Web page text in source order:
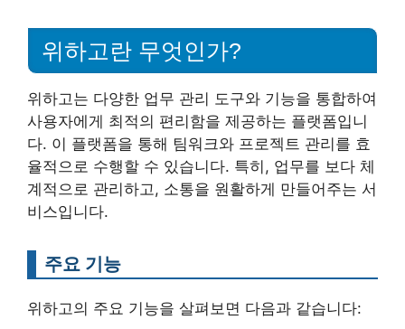
위하고란 무엇인가?
위하고는 다양한 업무 관리 도구와 기능을 통합하여
사용자에게 최적의 편리함을 제공하는 플랫폼입니
다. 이 플랫폼을 통해 팀워크와 프로젝트 관리를 효
율적으로 수행할 수 있습니다. 특히, 업무를 보다 체
계적으로 관리하고, 소통을 원활하게 만들어주는 서
비스입니다.
주요 기능
위하고의 주요 기능을 살펴보면 다음과 같습니다: